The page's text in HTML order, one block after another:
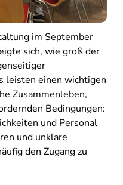
im September
sich, wie groß der
leisten einen wichtigen
Zusammenleben,
Bedingungen:
und Personal
und unklare
den Zugang zu